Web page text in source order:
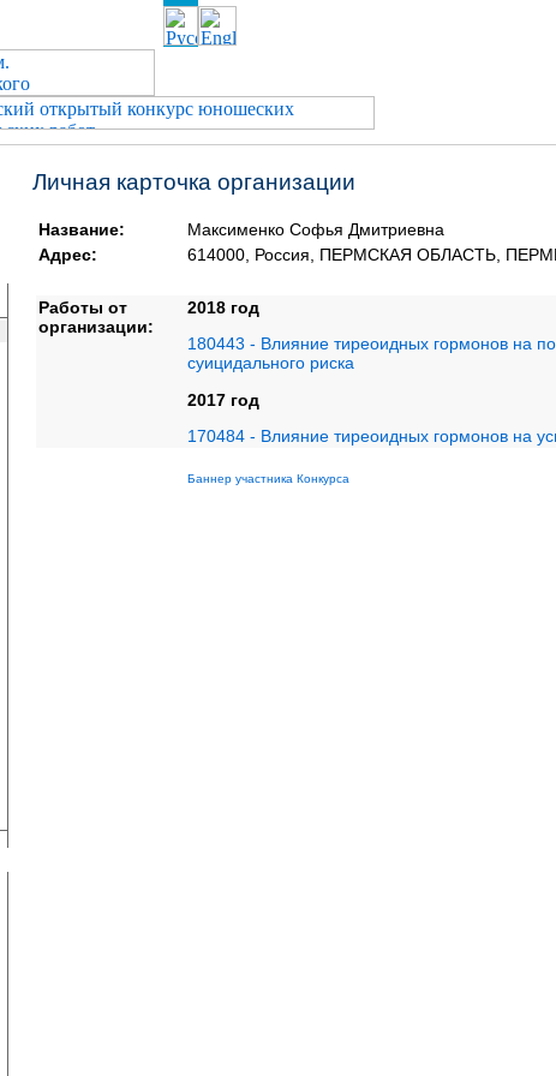
Личная карточка организации
Название:
Максименко Софья Дмитриевна
Адрес:
614000, Россия, ПЕРМСКАЯ ОБЛАСТЬ,
Работы от
организации:
2018 год
180443 - Влияние тиреоидных гормонов на
суицидального риска
2017 год
170484 - Влияние тиреоидных гормонов на
Баннер участника Конкурса